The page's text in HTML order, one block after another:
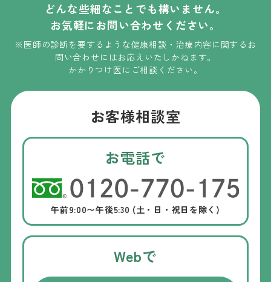
どんな些細なことでも構いません。
お気軽にお問い合わせください。
※医師の診断を要するような健康相談・治療内容に関するお
問い合わせにはお応えいたしかねます。
かかりつけ医にご相談ください。
お客様相談室
お電話で
午前9:00〜午後5:30 (土・日・祝日を除く)
Webで